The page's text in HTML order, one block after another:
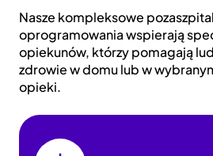
Nasze kompleksowe
oprogramowania wspierają
opiekunów, którzy pomagają
zdrowie w domu lub w
opieki.